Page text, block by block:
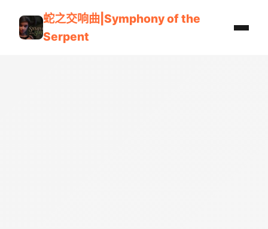
蛇之交响曲|Symphony of the
Serpent